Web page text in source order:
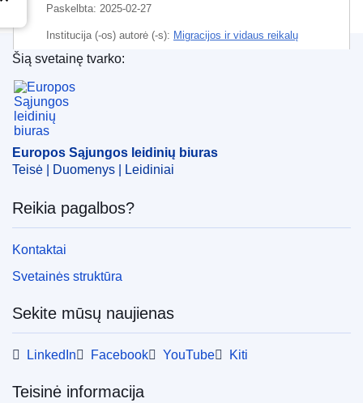
Paskelbta: 2025-02-27
Institucija (-os) autorė (-s): Migracijos ir vidaus reikalų
generalinis direktoratas
Tema:
IMMC : Ares(2025)1574714
Europos Sąjungos leidinių biuras
Šią svetainę tvarko:
Europos Sąjungos leidinių biuras
Teisė | Duomenys | Leidiniai
Reikia pagalbos?
Kontaktai
Svetainės struktūra
Sekite mūsų naujienas
LinkedIn Facebook YouTube Kiti
Teisinė informacija